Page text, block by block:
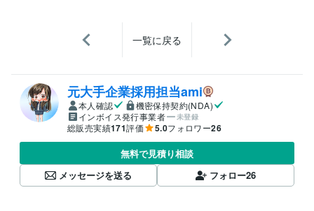
一覧に戻る
元大手企業採用担当ami
本人確認
機密保持契約(NDA)
インボイス発行事業者
未登録
総販売実績171評価 5.0フォロワー26
無料で見積り相談
メッセージを送る
フォロー26